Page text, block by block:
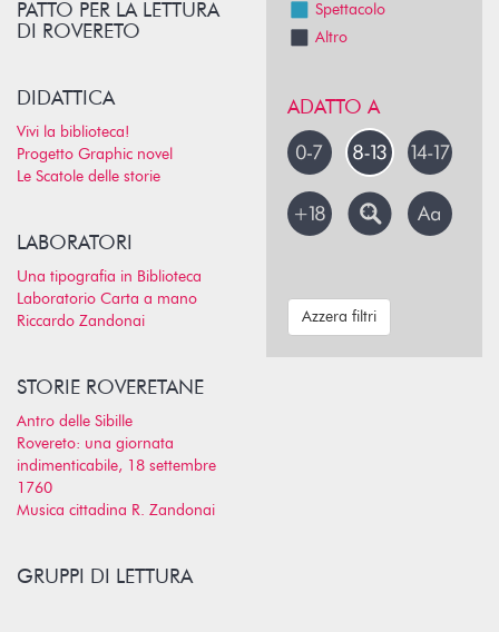
PATTO PER LA LETTURA
DI ROVERETO
DIDATTICA
Vivi la biblioteca!
Progetto Graphic novel
Le Scatole delle storie
LABORATORI
Una tipografia in Biblioteca
Laboratorio Carta a mano
Riccardo Zandonai
STORIE ROVERETANE
Antro delle Sibille
Rovereto: una giornata
indimenticabile, 18 settembre
1760
Musica cittadina R. Zandonai
GRUPPI DI LETTURA
Spettacolo
Altro
ADATTO A
Azzera filtri